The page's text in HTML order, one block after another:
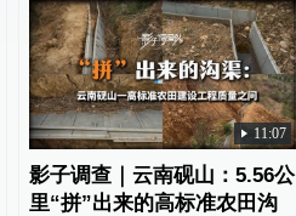
11:07
影子调查｜云南砚山：5.56公
里“拼”出来的高标准农田沟